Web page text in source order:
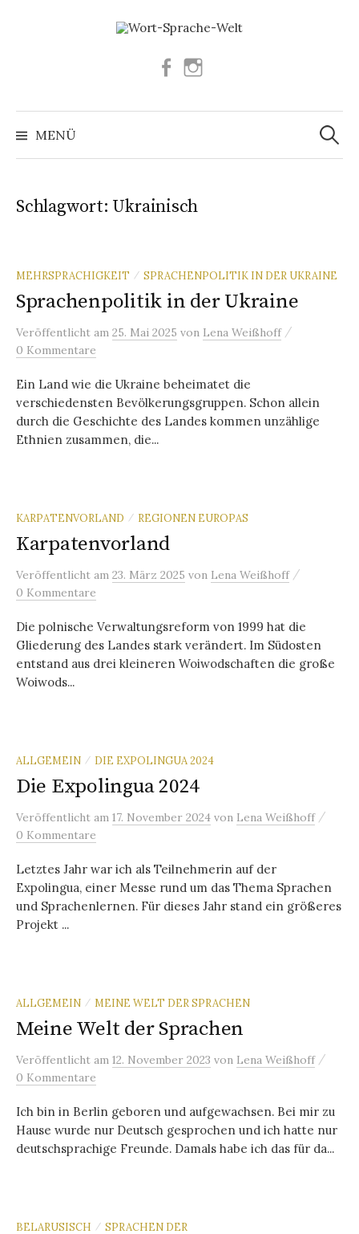
Facebook
MENÜ
Suchen
nach:
Schlagwort: Ukrainisch
MEHRSPRACHIGKEIT / SPRACHENPOLITIK IN DER UKRAINE
Sprachenpolitik in der Ukraine
Veröffentlicht am 25. Mai 2025 von Lena Weißhoff /
0 Kommentare
Ein Land wie die Ukraine beheimatet die
verschiedensten Bevölkerungsgruppen. Schon allein
durch die Geschichte des Landes kommen unzählige
Ethnien zusammen, die...
KARPATENVORLAND / REGIONEN EUROPAS
Karpatenvorland
Veröffentlicht am 23. März 2025 von Lena Weißhoff /
0 Kommentare
Die polnische Verwaltungsreform von 1999 hat die
Gliederung des Landes stark verändert. Im Südosten
entstand aus drei kleineren Woiwodschaften die große
Woiwods...
ALLGEMEIN / DIE EXPOLINGUA 2024
Die Expolingua 2024
Veröffentlicht am 17. November 2024 von Lena Weißhoff /
0 Kommentare
Letztes Jahr war ich als Teilnehmerin auf der
Expolingua, einer Messe rund um das Thema Sprachen
und Sprachenlernen. Für dieses Jahr stand ein größeres
Projekt ...
ALLGEMEIN / MEINE WELT DER SPRACHEN
Meine Welt der Sprachen
Veröffentlicht am 12. November 2023 von Lena Weißhoff /
0 Kommentare
Ich bin in Berlin geboren und aufgewachsen. Bei mir zu
Hause wurde nur Deutsch gesprochen und ich hatte nur
deutschsprachige Freunde. Damals habe ich das für da...
BELARUSISCH / SPRACHEN DER